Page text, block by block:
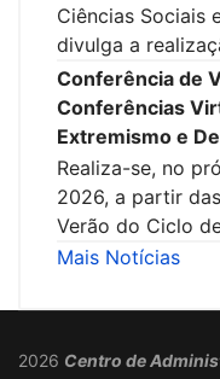
Ciências Sociais
divulga a
Conferência de
Conferências
Extremismo e
Realiza-se, no
2026, a partir
Verão do Ciclo
Mais Notícias
2026 Centro de